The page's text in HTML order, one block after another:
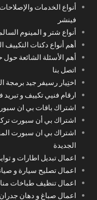
أنواع الخدمات
فينشر
أنواع شتر و المينوم
أهم أنواع دكتات
أهم الأسئلة الشائعة
اتصل بنا
اختِيار رسيفر جيد برمجة الرسيفر 24
ارقام فنيي تكييف و
اشتراك باقات بي ان
اشتراك بي أن سبورت
الجديدة
اعمال تبديل اطارات و
اعمال تصليح سيارة و
اعمال تنظيف طباخات
اعمال صباغ و دهان